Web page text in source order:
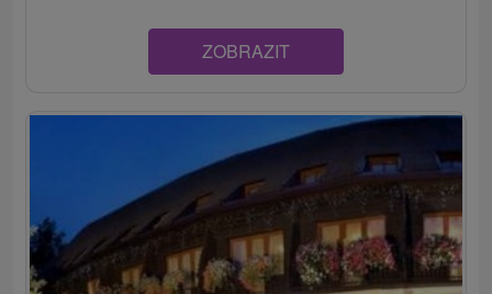
ZOBRAZIT